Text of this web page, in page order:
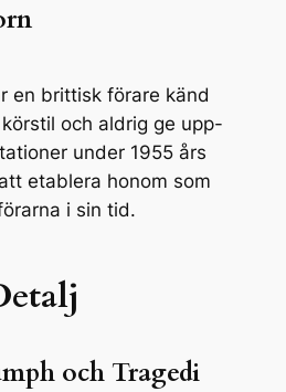
en brittisk förare känd
och aldrig ge upp-
under 1955 års
etablera honom som
i sin tid.
och Tragedi